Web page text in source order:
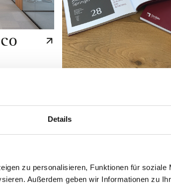
Details
zu personalisieren, Funktionen für soziale
Außerdem geben wir Informationen zu